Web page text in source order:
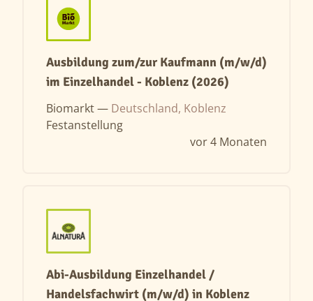
Ausbildung zum/zur Kaufmann (m/w/d)
im Einzelhandel - Koblenz (2026)
Biomarkt — Deutschland, Koblenz
Festanstellung
vor 4 Monaten
Abi-Ausbildung Einzelhandel /
Handelsfachwirt (m/w/d) in Koblenz